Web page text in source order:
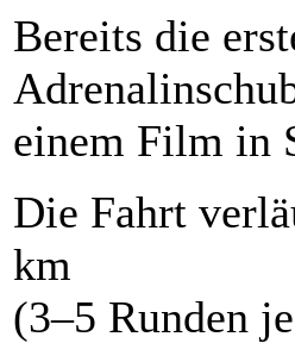
Bereits die
einem Film in
Die Fahrt
km
(3–5 Runden